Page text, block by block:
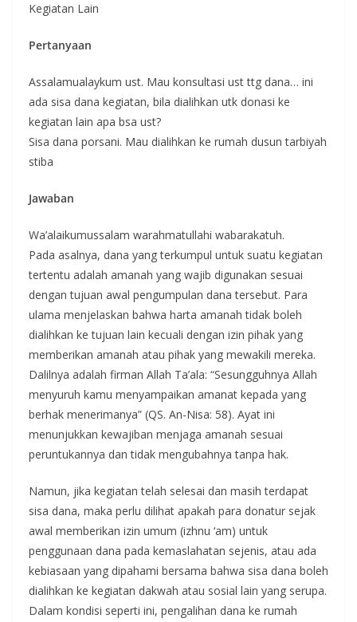
Kegiatan Lain
Pertanyaan
Assalamualaykum ust. Mau konsultasi ust ttg dana… ini
ada sisa dana kegiatan, bila dialihkan utk donasi ke
kegiatan lain apa bsa ust?
Sisa dana porsani. Mau dialihkan ke rumah dusun tarbiyah
stiba
Jawaban
Wa’alaikumussalam warahmatullahi wabarakatuh.
Pada asalnya, dana yang terkumpul untuk suatu kegiatan
tertentu adalah amanah yang wajib digunakan sesuai
dengan tujuan awal pengumpulan dana tersebut. Para
ulama menjelaskan bahwa harta amanah tidak boleh
dialihkan ke tujuan lain kecuali dengan izin pihak yang
memberikan amanah atau pihak yang mewakili mereka.
Dalilnya adalah firman Allah Ta’ala: “Sesungguhnya Allah
menyuruh kamu menyampaikan amanat kepada yang
berhak menerimanya” (QS. An-Nisa: 58). Ayat ini
menunjukkan kewajiban menjaga amanah sesuai
peruntukannya dan tidak mengubahnya tanpa hak.
Namun, jika kegiatan telah selesai dan masih terdapat
sisa dana, maka perlu dilihat apakah para donatur sejak
awal memberikan izin umum (izhnu ‘am) untuk
penggunaan dana pada kemaslahatan sejenis, atau ada
kebiasaan yang dipahami bersama bahwa sisa dana boleh
dialihkan ke kegiatan dakwah atau sosial lain yang serupa.
Dalam kondisi seperti ini, pengalihan dana ke rumah